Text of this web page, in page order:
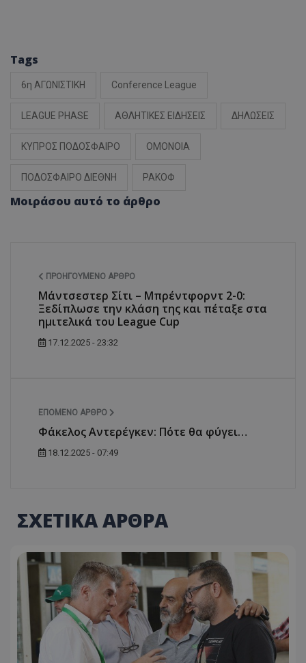
Tags
6η ΑΓΩΝΙΣΤΙΚΗ Conference League
LEAGUE PHASE ΑΘΛΗΤΙΚΕΣ ΕΙΔΗΣΕΙΣ ΔΗΛΩΣΕΙΣ
ΚΥΠΡΟΣ ΠΟΔΟΣΦΑΙΡΟ ΟΜΟΝΟΙΑ
ΠΟΔΟΣΦΑΙΡΟ ΔΙΕΘΝΗ ΡΑΚΟΦ
Μοιράσου αυτό το άρθρο
ΠΡΟΗΓΟΎΜΕΝΟ ΆΡΘΡΟ
Μάντσεστερ Σίτι – Μπρέντφορντ 2-0:
Ξεδίπλωσε την κλάση της και πέταξε στα
ημιτελικά του League Cup
17.12.2025 - 23:32
ΕΠΌΜΕΝΟ ΆΡΘΡΟ
Φάκελος Αντερέγκεν: Πότε θα φύγει…
18.12.2025 - 07:49
ΣΧΕΤΙΚΑ ΑΡΘΡΑ